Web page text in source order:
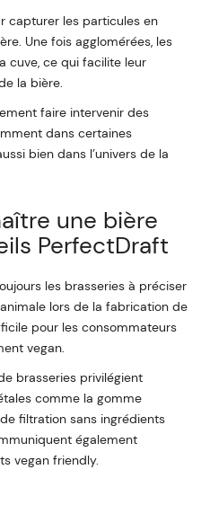
capturer les particules en
Une fois agglomérées, les
cuve, ce qui facilite leur
la bière.
faire intervenir des
dans certaines
bien dans l’univers de la
une bière
PerfectDraft
les brasseries à préciser
lors de la fabrication de
pour les consommateurs
vegan.
brasseries privilégient
comme la gomme
filtration sans ingrédients
également
vegan friendly.